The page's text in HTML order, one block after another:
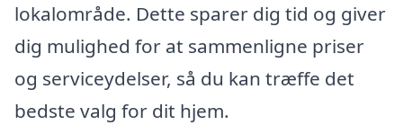
lokalområde. Dette sparer dig tid og giver
dig mulighed for at sammenligne priser
og serviceydelser, så du kan træffe det
bedste valg for dit hjem.